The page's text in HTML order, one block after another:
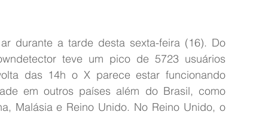
durante a tarde desta sexta-feira (16). Do
teve um pico de 5723 usuários
das 14h o X parece estar funcionando
em outros países além do Brasil, como
Malásia e Reino Unido. No Reino Unido, o